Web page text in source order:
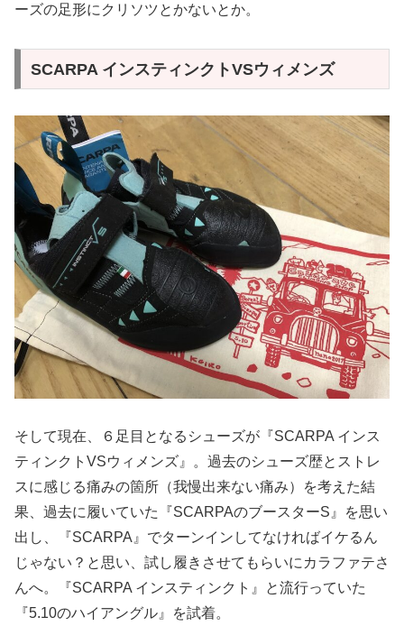
ーズの足形にクリソツとかないとか。
SCARPA インスティンクトVSウィメンズ
そして現在、６足目となるシューズが『SCARPA インス
ティンクトVSウィメンズ』。過去のシューズ歴とストレ
スに感じる痛みの箇所（我慢出来ない痛み）を考えた結
果、過去に履いていた『SCARPAのブースターS』を思い
出し、『SCARPA』でターンインしてなければイケるん
じゃない？と思い、試し履きさせてもらいにカラファテさ
んへ。『SCARPA インスティンクト』と流行っていた
『5.10のハイアングル』を試着。